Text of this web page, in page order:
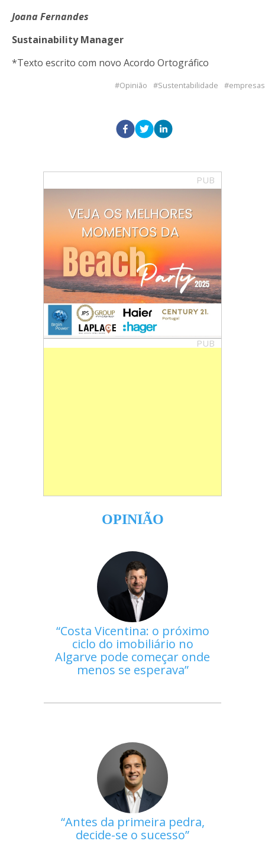
Joana Fernandes
Sustainability Manager
*Texto escrito com novo Acordo Ortográfico
Opinião Sustentabilidade empresas
PUB
PUB
OPINIÃO
Costa Vicentina: o próximo
ciclo do imobiliário no
Algarve pode começar onde
menos se esperava
Antes da primeira pedra,
decide-se o sucesso